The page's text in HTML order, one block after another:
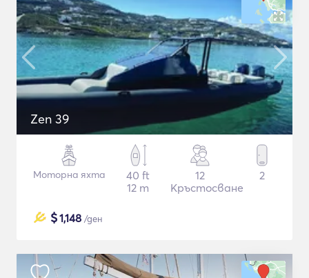
Zen 39
Моторна яхта
40 ft
12 m
12
Кръстосване
2
$1,148 /ден